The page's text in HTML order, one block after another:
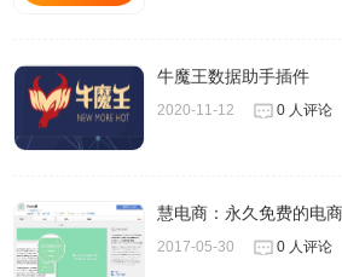
牛魔王数据助手插件
2020-11-12 0 人评论
慧电商：永久免费的电
2017-05-30 0 人评论